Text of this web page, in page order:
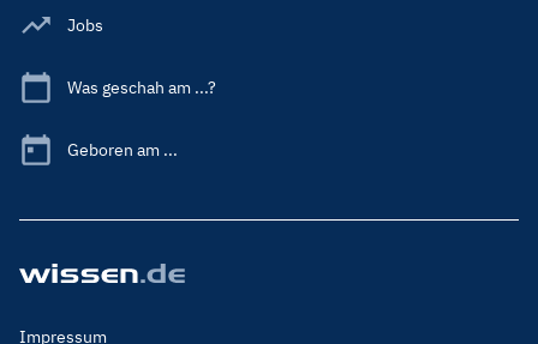
Jobs
Was geschah am ...?
Geboren am ...
Footer
Impressum